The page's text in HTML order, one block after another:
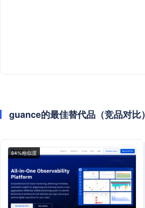
guance的最佳替代品（竞品对比）
84%相似度